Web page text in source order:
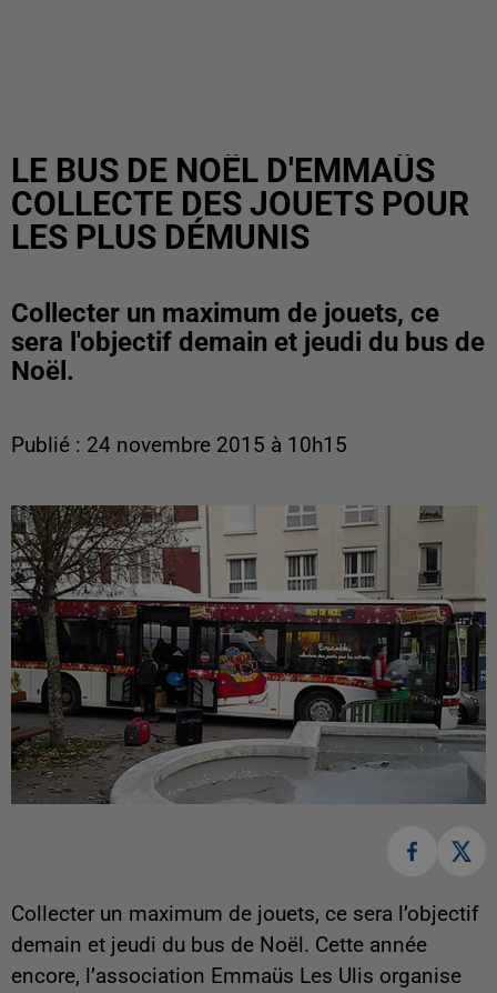
LE BUS DE NOËL D'EMMAÜS
COLLECTE DES JOUETS POUR
LES PLUS DÉMUNIS
Collecter un maximum de jouets, ce
sera l'objectif demain et jeudi du bus de
Noël.
Publié : 24 novembre 2015 à 10h15
Collecter un maximum de jouets, ce sera l’objectif
demain et jeudi du bus de Noël. Cette année
encore, l’association Emmaüs Les Ulis organise